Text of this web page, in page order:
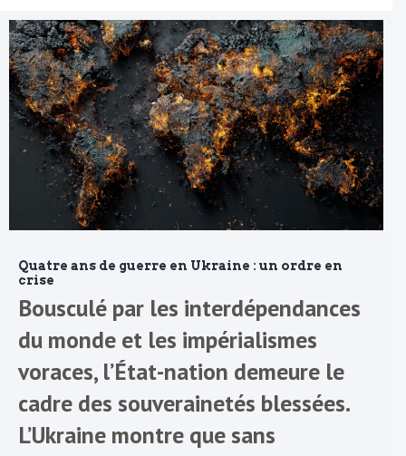
Quatre ans de guerre en Ukraine : un ordre en
crise
Bousculé par les interdépendances
du monde et les impérialismes
voraces, l’État-nation demeure le
cadre des souverainetés blessées.
L’Ukraine montre que sans